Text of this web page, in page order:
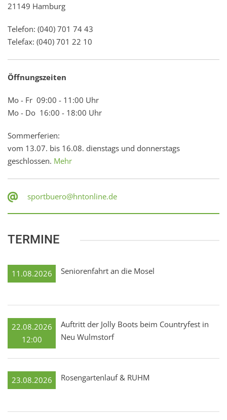
21149 Hamburg
Telefon: (040) 701 74 43
Telefax: (040) 701 22 10
Öffnungszeiten
Mo - Fr 09:00 - 11:00 Uhr
Mo - Do 16:00 - 18:00 Uhr
Sommerferien:
vom 13.07. bis 16.08. dienstags und donnerstags
geschlossen. Mehr
sportbuero@hntonline.de
TERMINE
11.08.2026 Seniorenfahrt an die Mosel
22.08.2026
12:00
Auftritt der Jolly Boots beim Countryfest in
Neu Wulmstorf
23.08.2026 Rosengartenlauf & RUHM